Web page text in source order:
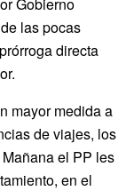
las pocas
directa
mayor medida a
de viajes, los
el PP les
en el